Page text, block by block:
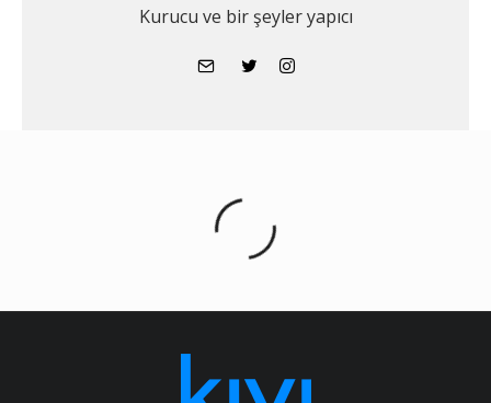
Kurucu ve bir şeyler yapıcı